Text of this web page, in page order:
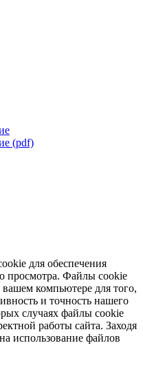
(pdf)
для обеспечения
просмотра. Файлы cookie
компьютере для того,
и точность нашего
случаях файлы cookie
работы сайта. Заходя
использование файлов